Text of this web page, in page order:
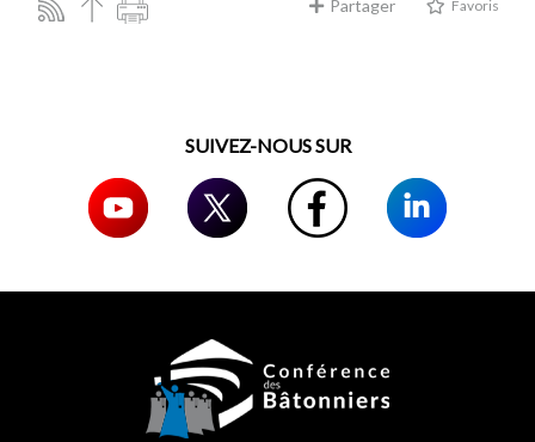
Partager Favoris
SUIVEZ-NOUS SUR